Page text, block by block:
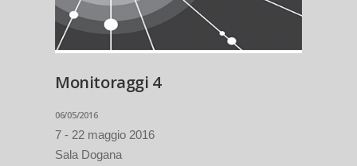
Monitoraggi 4
06/05/2016
7 - 22 maggio 2016
Sala Dogana